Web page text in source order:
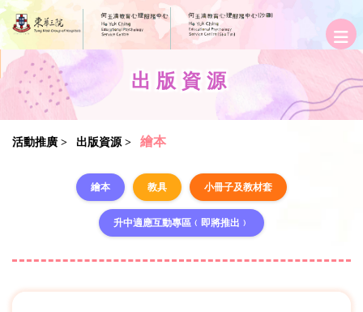
出版資源
活動推廣 > 出版資源 > 繪本
繪本 教具 小冊子及教材套
升中適應互動專區﹙即將推出﹚